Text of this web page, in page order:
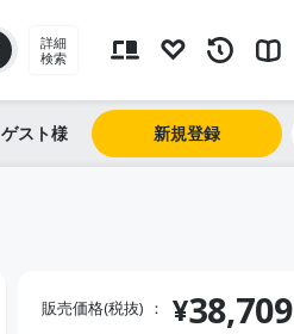
詳細
検索
ゲスト 新規登録
販売価格(税抜) ¥38,709